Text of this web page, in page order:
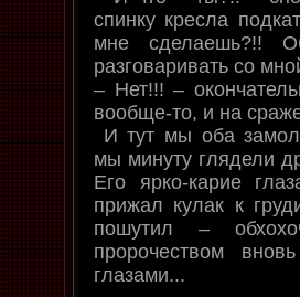
спинку кресла
мне сделаешь?!!
разговаривать со
– Нет!!! –
вообще-то, и на
И тут мы оба
мы минуту глядели
Его ярко-карие
прижал кулак к
пошутил –
пророчеством
глазами...